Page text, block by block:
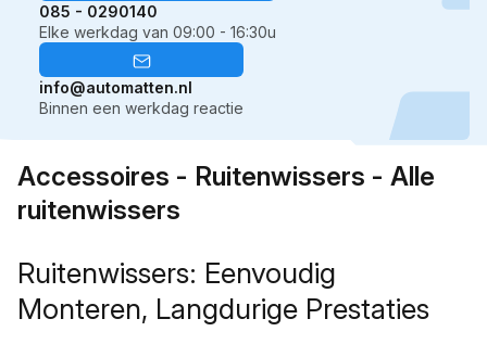
085 - 0290140
Elke werkdag van 09:00 - 16:30u
info@automatten.nl
Binnen een werkdag reactie
Accessoires - Ruitenwissers - Alle
ruitenwissers
Ruitenwissers: Eenvoudig
Monteren, Langdurige Prestaties